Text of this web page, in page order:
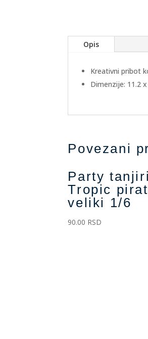
Opis
Kreativni pribot
Dimenzije: 11.2
Povezani
Party tanjiri
Tropic
veliki 1/6
90.00 RSD